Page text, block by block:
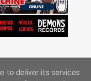
to deliver its services